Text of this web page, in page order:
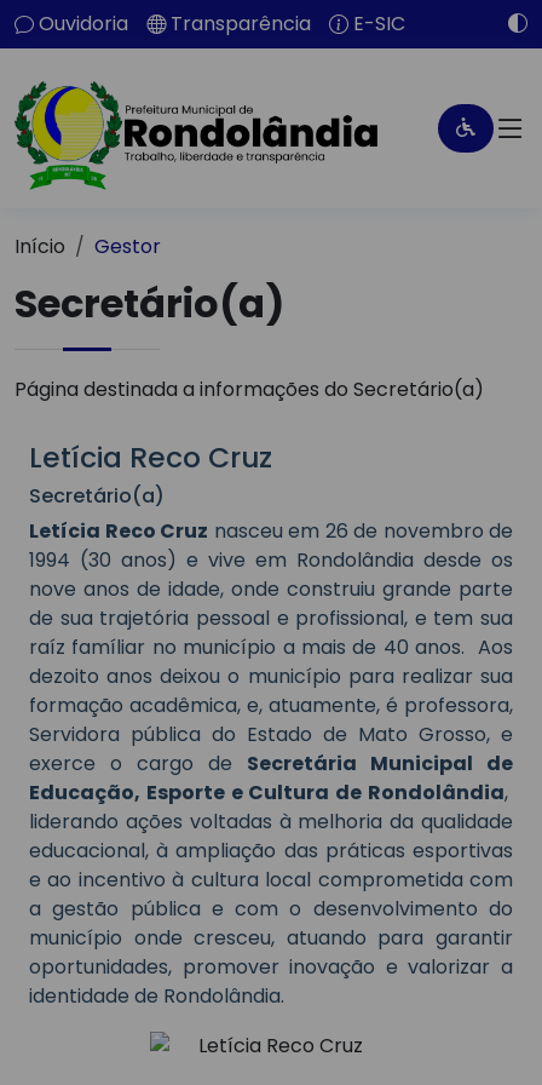
Ouvidoria Transparência E-SIC
Início Gestor
Secretário(a)
Página destinada a informações do Secretário(a)
Letícia Reco Cruz
Secretário(a)
Letícia Reco Cruz nasceu em 26 de novembro de
1994 (30 anos) e vive em Rondolândia desde os
nove anos de idade, onde construiu grande parte
de sua trajetória pessoal e profissional, e tem sua
raíz famíliar no município a mais de 40 anos. Aos
dezoito anos deixou o município para realizar sua
formação acadêmica, e, atuamente, é professora,
Servidora pública do Estado de Mato Grosso, e
exerce o cargo de Secretária Municipal de
Educação, Esporte e Cultura de Rondolândia,
liderando ações voltadas à melhoria da qualidade
educacional, à ampliação das práticas esportivas
e ao incentivo à cultura local comprometida com
a gestão pública e com o desenvolvimento do
município onde cresceu, atuando para garantir
oportunidades, promover inovação e valorizar a
identidade de Rondolândia.